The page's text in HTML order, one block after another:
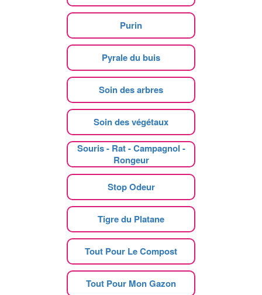
Purin
Pyrale du buis
Soin des arbres
Soin des végétaux
Souris - Rat - Campagnol -
Rongeur
Stop Odeur
Tigre du Platane
Tout Pour Le Compost
Tout Pour Mon Gazon